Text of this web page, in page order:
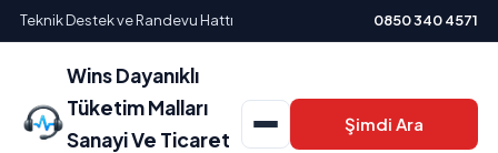
Teknik Destek ve Randevu Hattı 0850 340 4571
Wins Dayanıklı
Tüketim Malları
Sanayi Ve Ticaret
Şimdi Ara